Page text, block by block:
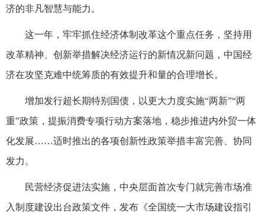
济的非凡智慧与能力。
这一年，牢牢抓住经济体制改革这个重点任务，坚持用
改革精神、创新举措解决经济运行的新情况新问题，中国经
济在攻坚克难中统筹质的有效提升和量的合理增长。
增加发行超长期特别国债，以更大力度实施“两新”“两
重”政策，提振消费专项行动方案落地，稳步推进内外贸一体
化发展……适时推出的各项创新性政策举措丰富完善、协同
发力。
民营经济促进法实施，中央层面首次专门就完善市场准
入制度建设出台政策文件，发布《全国统一大市场建设指引